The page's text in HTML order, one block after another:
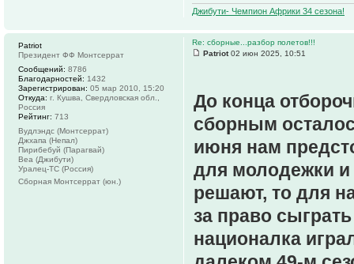
Джибути- Чемпион Африки 34 сезона!
Re: сборные...разбор полетов!!!
Patriot02 июн 2025, 10:51
До конца
сборным
июня нам
для молодежки и
решают, то для
за право
националка
Patriot
Президент ФФ Монтсеррат
Сообщений: 8786
Благодарностей: 1432
Зарегистрирован: 05 мар 2010, 15:20
Откуда: г. Кушва, Свердловская обл.,
Россия
Рейтинг: 713
Вудлэндс (Монтсеррат)
Джхапа (Непал)
Пирибебуй (Парагвай)
Веа (Джибути)
Уралец-ТС (Россия)
Сборная Монтсеррат (юн.)